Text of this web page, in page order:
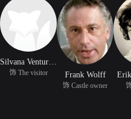
Silvana Venturelli
饰 The visitor Frank Wolff
饰 Castle owner